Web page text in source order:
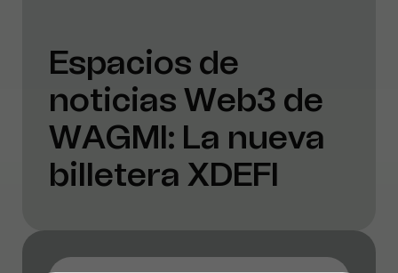
Espacios de
noticias Web3 de
WAGMI: La nueva
billetera XDEFI